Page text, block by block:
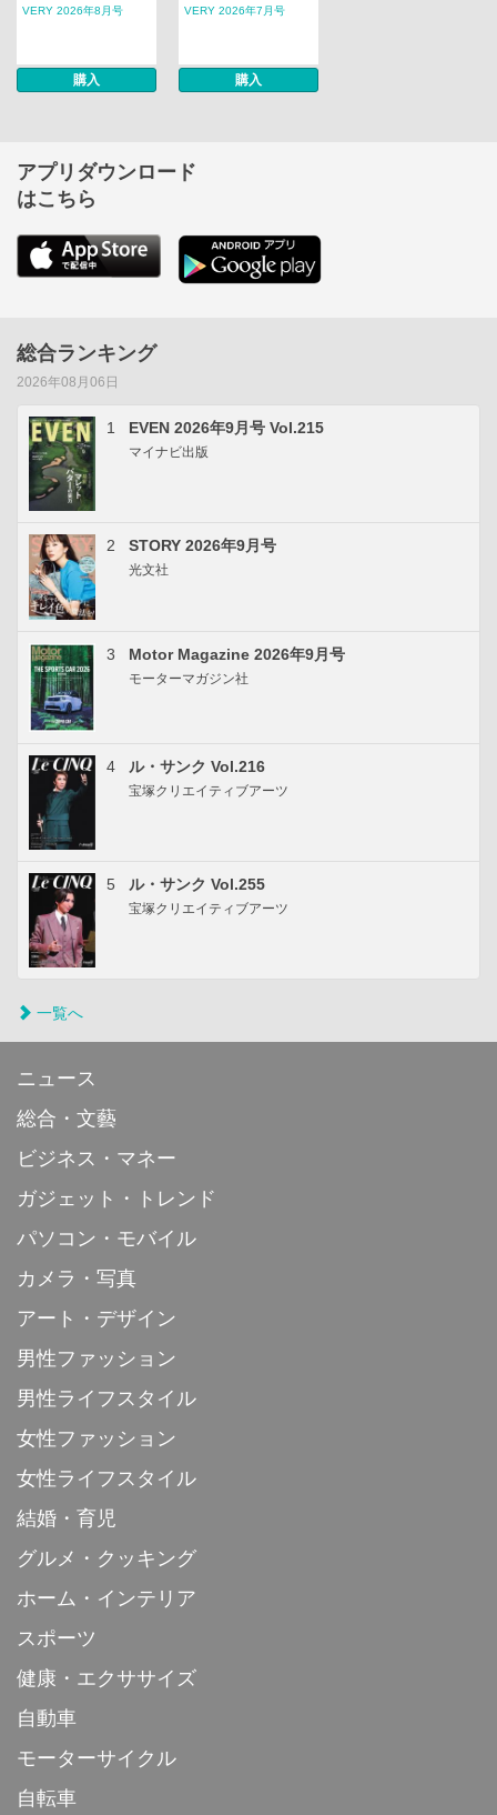
VERY 2026年8月号
購入
VERY 2026年7月号
購入
アプリダウンロード
はこちら
総合ランキング
2026年08月06日
1 EVEN 2026年9月号 Vol.215
マイナビ出版
2 STORY 2026年9月号
光文社
3 Motor Magazine 2026年9月号
モーターマガジン社
4 ル・サンク Vol.216
宝塚クリエイティブアーツ
5 ル・サンク Vol.255
宝塚クリエイティブアーツ
一覧へ
ニュース
総合・文藝
ビジネス・マネー
ガジェット・トレンド
パソコン・モバイル
カメラ・写真
アート・デザイン
男性ファッション
男性ライフスタイル
女性ファッション
女性ライフスタイル
結婚・育児
グルメ・クッキング
ホーム・インテリア
スポーツ
健康・エクササイズ
自動車
モーターサイクル
自転車